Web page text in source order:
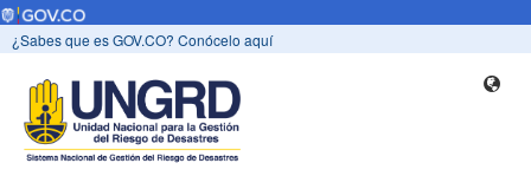
¿Sabes que es GOV.CO? Conócelo aquí